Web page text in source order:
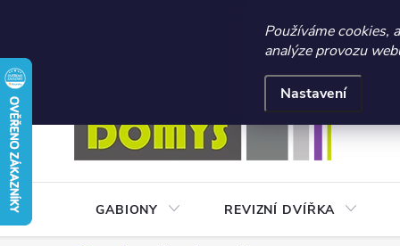
☀️ LETNÍ AKCE
Používáme cookies,
analýze provozu
Nastavení
Přejít
na
obsah
Obchodní podmínky
GABIONY REVIZNÍ DVÍŘKA